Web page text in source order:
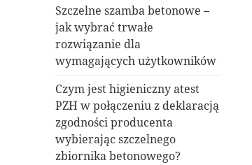
Szczelne szamba betonowe –
jak wybrać trwałe
rozwiązanie dla
wymagających użytkowników
Czym jest higieniczny atest
PZH w połączeniu z deklaracją
zgodności producenta
wybierając szczelnego
zbiornika betonowego?